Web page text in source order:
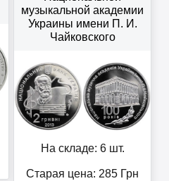
музыкальной академии
Украины имени П. И.
Чайковского
На складе: 6 шт.
Старая цена: 285 Грн